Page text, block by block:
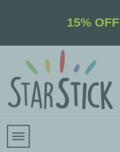
15% OFF